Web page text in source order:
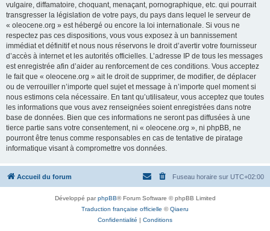
vulgaire, diffamatoire, choquant, menaçant, pornographique, etc. qui pourrait
transgresser la législation de votre pays, du pays dans lequel le serveur de
« oleocene.org » est hébergé ou encore la loi internationale. Si vous ne
respectez pas ces dispositions, vous vous exposez à un bannissement
immédiat et définitif et nous nous réservons le droit d’avertir votre fournisseur
d’accès à internet et les autorités officielles. L’adresse IP de tous les messages
est enregistrée afin d’aider au renforcement de ces conditions. Vous acceptez
le fait que « oleocene.org » ait le droit de supprimer, de modifier, de déplacer
ou de verrouiller n’importe quel sujet et message à n’importe quel moment si
nous estimons cela nécessaire. En tant qu’utilisateur, vous acceptez que toutes
les informations que vous avez renseignées soient enregistrées dans notre
base de données. Bien que ces informations ne seront pas diffusées à une
tierce partie sans votre consentement, ni « oleocene.org », ni phpBB, ne
pourront être tenus comme responsables en cas de tentative de piratage
informatique visant à compromettre vos données.
Accueil du forum Fuseau horaire sur UTC+02:00
Développé parphpBB® Forum Software © phpBB Limited
Traduction française officielle ©Qiaeru
Confidentialité | Conditions